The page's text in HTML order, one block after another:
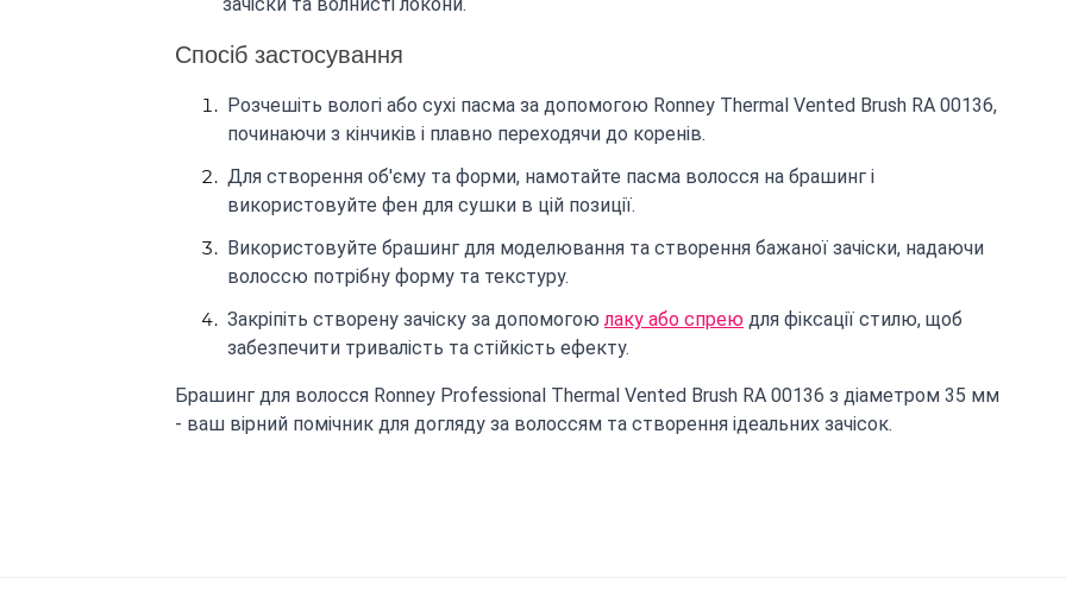
Спосіб застосування
Розчешіть вологі або сухі пасма за допомогою Ronney Thermal Vented Brush RA 00136,
починаючи з кінчиків і плавно переходячи до коренів.
Для створення об'єму та форми, намотайте пасма волосся на брашинг і
використовуйте фен для сушки в цій позиції.
Використовуйте брашинг для моделювання та створення бажаної зачіски, надаючи
волоссю потрібну форму та текстуру.
Закріпіть створену зачіску за допомогоюлаку або спрею для фіксації стилю, щоб
забезпечити тривалість та стійкість ефекту.
Брашинг для волосся Ronney Professional Thermal Vented Brush RA 00136 з діаметром 35 мм
- ваш вірний помічник для догляду за волоссям та створення ідеальних зачісок.